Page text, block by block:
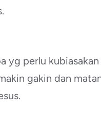
yg perlu kubiasakan
gakin dan